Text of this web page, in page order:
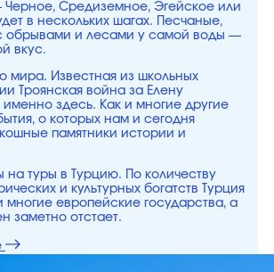
Средиземное, Эгейское или
в нескольких шагах. Песчаные,
обрывами и лесами у самой воды —
вкус.
мира. Известная из школьных
Троянская война за Елену
здесь. Как и многие другие
о которых нам и сегодня
памятники истории и
на туры в Турцию. По количеству
и культурных богатств Турция
многие европейские государства, а
заметно отстает.